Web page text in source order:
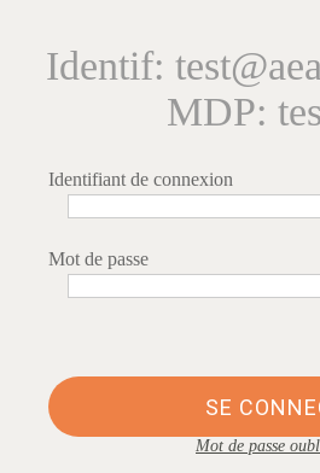
Identif:
MDP:
Identifiant de connexion
Mot de passe
SE
Mot de passe